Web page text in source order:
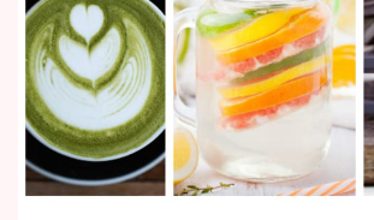
Seriály
Horoskopy
Sledujte prima+
Filmový festival Karlovy Vary